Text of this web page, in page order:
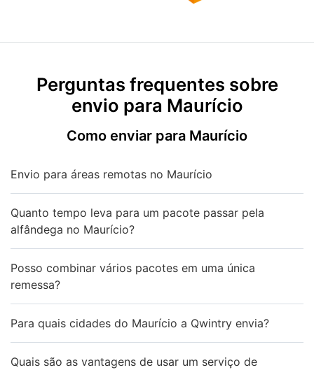
Perguntas frequentes sobre
envio para Maurício
Como enviar para Maurício
Envio para áreas remotas no Maurício
Quanto tempo leva para um pacote passar pela
alfândega no Maurício?
Posso combinar vários pacotes em uma única
remessa?
Para quais cidades do Maurício a Qwintry envia?
Quais são as vantagens de usar um serviço de